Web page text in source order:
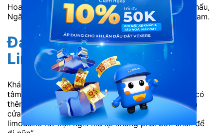
Hoa Lư, Emeralda Resort Ninh Bình, Ngã ba Gián Khẩu,
Ngã ba Thanh Sơn, Tam Điệp, Vườn chim Thung Nham.
Đánh giá xe Tràng An
Limousine từ khách hàng
Khách hàng Long: “Di chuyển thuận tiện ngay trung
tâm xe thoải mái nước uống khăn ướt đầy đủ. Nên có
thêm thu tiền tại chỗ đỡ phải chuyển khoản hoặc ra
cửa hàng tiện lợi gần nhà để thanh toán. Đi xe
limousine rất tiện nghi mà lại không phải bon chen để